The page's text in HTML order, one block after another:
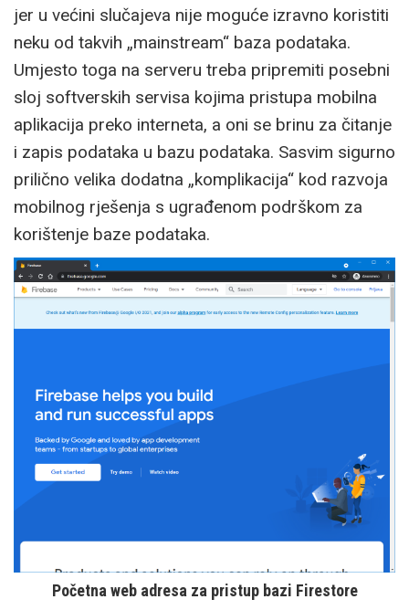
jer u većini slučajeva nije moguće izravno koristiti
neku od takvih „mainstream“ baza podataka.
Umjesto toga na serveru treba pripremiti posebni
sloj softverskih servisa kojima pristupa mobilna
aplikacija preko interneta, a oni se brinu za čitanje
i zapis podataka u bazu podataka. Sasvim sigurno
prilično velika dodatna „komplikacija“ kod razvoja
mobilnog rješenja s ugrađenom podrškom za
korištenje baze podataka.
Početna web adresa za pristup bazi Firestore